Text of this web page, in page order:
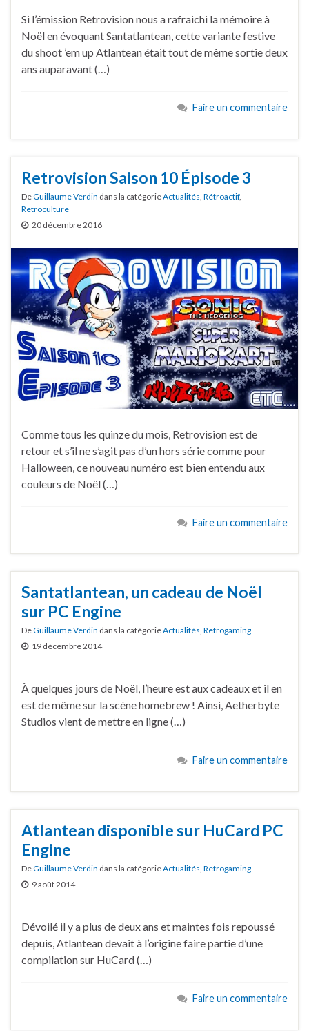
Si l’émission Retrovision nous a rafraichi la mémoire à
Noël en évoquant Santatlantean, cette variante festive
du shoot ’em up Atlantean était tout de même sortie deux
ans auparavant (…)
Faire un commentaire
Retrovision Saison 10 Épisode 3
DeGuillaume Verdin dans la catégorieActualités Rétroactif,
Retroculture
20 décembre 2016
Comme tous les quinze du mois, Retrovision est de
retour et s’il ne s’agit pas d’un hors série comme pour
Halloween, ce nouveau numéro est bien entendu aux
couleurs de Noël (…)
Faire un commentaire
Santatlantean, un cadeau de Noël
sur PC Engine
DeGuillaume Verdin dans la catégorieActualités, Retrogaming
19 décembre 2014
À quelques jours de Noël, l’heure est aux cadeaux et il en
est de même sur la scène homebrew ! Ainsi, Aetherbyte
Studios vient de mettre en ligne (…)
Faire un commentaire
Atlantean disponible sur HuCard PC
Engine
DeGuillaume Verdin dans la catégorieActualités, Retrogaming
9 août 2014
Dévoilé il y a plus de deux ans et maintes fois repoussé
depuis, Atlantean devait à l’origine faire partie d’une
compilation sur HuCard (…)
Faire un commentaire